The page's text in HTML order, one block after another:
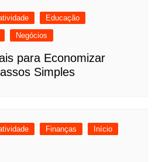
Educação
Negócios
para Economizar
Simples
Finanças
Início